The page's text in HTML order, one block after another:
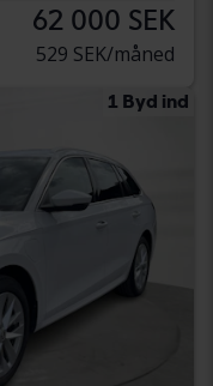
62 000 SEK
529 SEK/måned
1 Byd ind